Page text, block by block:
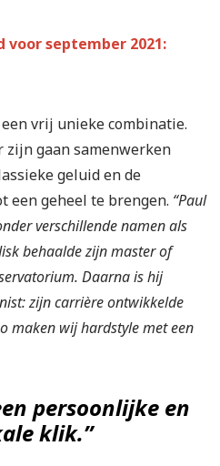
voor september 2021:
vrij unieke combinatie.
zijn gaan samenwerken
geluid en de
een geheel te brengen. “Paul
verschillende namen als
behaalde zijn master of
Daarna is hij
zijn carrière ontwikkelde
maken wij hardstyle met een
persoonlijke en
klik.”